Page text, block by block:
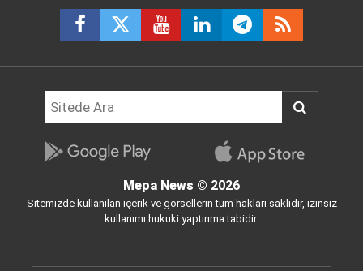
Mepa News © 2026
Sitemizde kullanılan içerik ve görsellerin tüm hakları saklıdır, izinsiz
kullanımı hukuki yaptırıma tabidir.